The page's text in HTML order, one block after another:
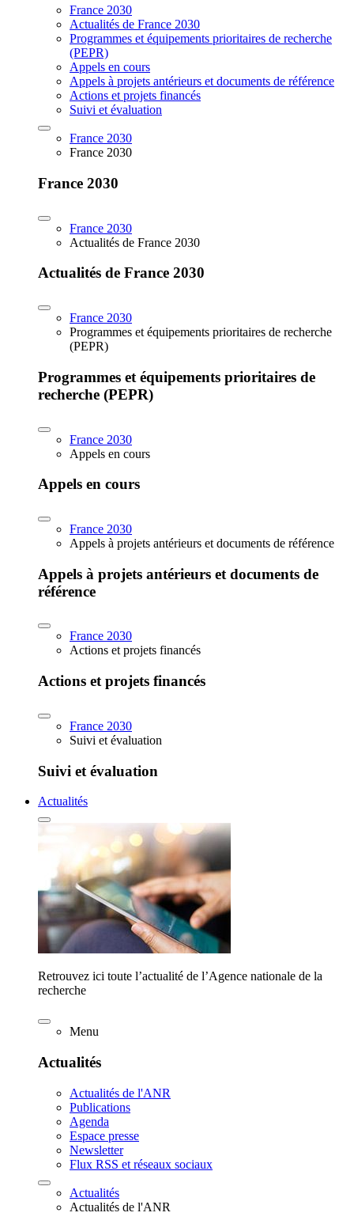
France 2030
Actualités de France 2030
Programmes et équipements prioritaires de recherche
(PEPR)
Appels en cours
Appels à projets antérieurs et documents de référence
Actions et projets financés
Suivi et évaluation
France 2030
France 2030
France 2030
France 2030
Actualités de France 2030
Actualités de France 2030
France 2030
Programmes et équipements prioritaires de recherche
(PEPR)
Programmes et équipements prioritaires de
recherche (PEPR)
France 2030
Appels en cours
Appels en cours
France 2030
Appels à projets antérieurs et documents de référence
Appels à projets antérieurs et documents de
référence
France 2030
Actions et projets financés
Actions et projets financés
France 2030
Suivi et évaluation
Suivi et évaluation
Actualités
Retrouvez ici toute l’actualité de l’Agence nationale de la
recherche
Menu
Actualités
Actualités de l'ANR
Publications
Agenda
Espace presse
Newsletter
Flux RSS et réseaux sociaux
Actualités
Actualités de l'ANR